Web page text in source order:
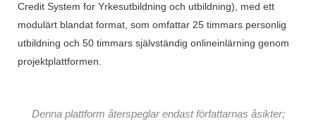
Credit System for Yrkesutbildning och utbildning), med ett
modulärt blandat format, som omfattar 25 timmars personlig
utbildning och 50 timmars självständig onlineinlärning genom
projektplattformen.
Denna plattform återspeglar endast författarnas åsikter;